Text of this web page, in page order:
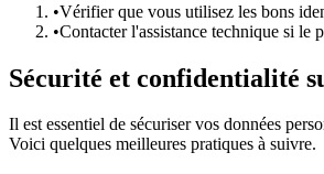
•Vérifier que vous utilisez les bons
•Contacter l'assistance technique si le
Sécurité et confidentialité
Il est essentiel de sécuriser vos données
Voici quelques meilleures pratiques à suivre.